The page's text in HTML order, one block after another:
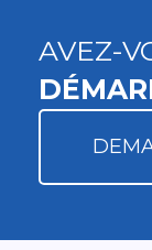
AVEZ-